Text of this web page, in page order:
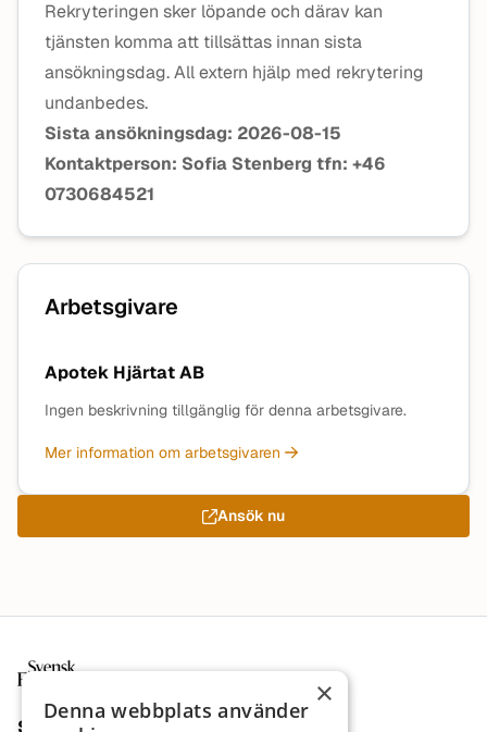
Rekryteringen sker löpande och därav kan
tjänsten komma att tillsättas innan sista
ansökningsdag. All extern hjälp med rekrytering
undanbedes.
Sista ansökningsdag: 2026-08-15
Kontaktperson: Sofia Stenberg tfn: +46
0730684521
Arbetsgivare
Apotek Hjärtat AB
Ingen beskrivning tillgänglig för denna arbetsgivare.
Mer information om arbetsgivaren
Ansök nu
Sajt
×
Denna webbplats använder